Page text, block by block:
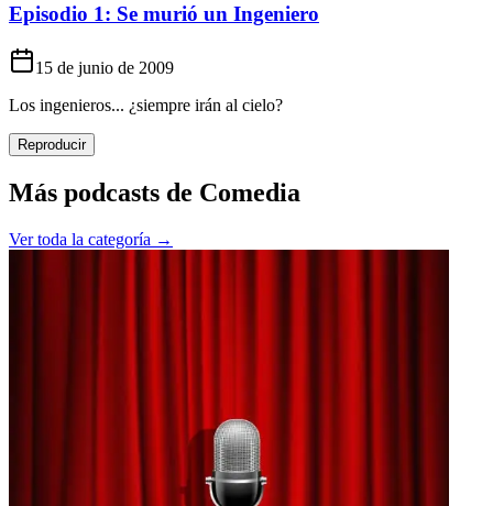
Episodio 1: Se murió un Ingeniero
15 de junio de 2009
Los ingenieros... ¿siempre irán al cielo?
Reproducir
Más podcasts de Comedia
Ver toda la categoría →